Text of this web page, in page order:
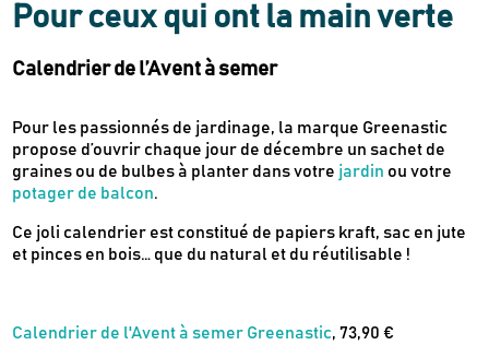
Newsletter
Inscrivez-vous
Des guides d’achats de produits éco-
responsables
Des conseils et des décryptages pour mieux
consommer
Nos dernières actus & codes promo
Pour ceux qui ont la main verte
Calendrier de l’Avent à semer
Pour les passionnés de jardinage, la marque Greenastic
propose d’ouvrir chaque jour de décembre un sachet de
graines ou de bulbes à planter dans votre jardin ou votre
potager de balcon.
Ce joli calendrier est constitué de papiers kraft, sac en jute
et pinces en bois… que du natural et du réutilisable !
Calendrier de l'Avent à semer Greenastic, 73,90 €